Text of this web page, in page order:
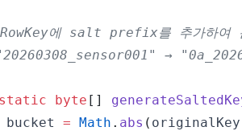
static byte [ ]
bucket = Math . abs ( originalKey